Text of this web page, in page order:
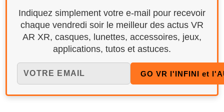
Indiquez simplement votre e-mail pour recevoir
chaque vendredi soir le meilleur des actus VR
AR XR, casques, lunettes, accessoires, jeux,
applications, tutos et astuces.